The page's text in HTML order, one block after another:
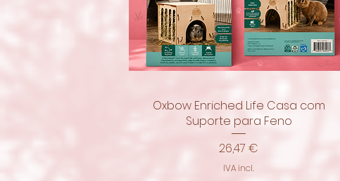
Visualização rápida
Oxbow Enriched Life Casa com
Suporte para Feno
Preço
26,47 €
IVA incl.